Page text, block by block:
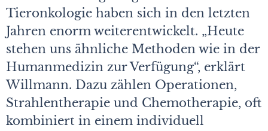
Tieronkologie haben sich in den letzten
Jahren enorm weiterentwickelt. „Heute
stehen uns ähnliche Methoden wie in der
Humanmedizin zur Verfügung“, erklärt
Willmann. Dazu zählen Operationen,
Strahlentherapie und Chemotherapie, oft
kombiniert in einem individuell